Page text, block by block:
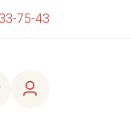
75-43